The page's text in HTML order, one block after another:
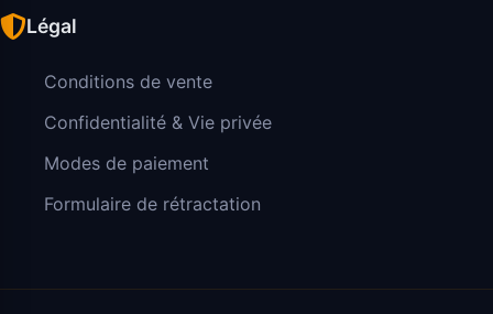
Légal
Conditions de vente
Confidentialité & Vie privée
Modes de paiement
Formulaire de rétractation